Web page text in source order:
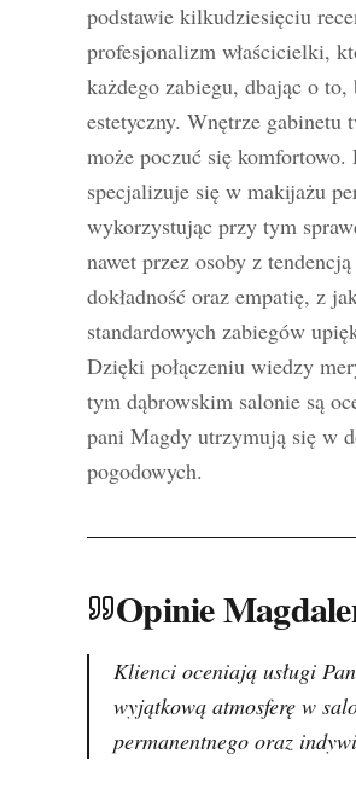
podstawie kilkudziesięciu
profesjonalizm właścicielki,
każdego zabiegu, dbając o
estetyczny. Wnętrze gabinetu
może poczuć się
specjalizuje się w makijażu
wykorzystując przy tym
nawet przez osoby z
dokładność oraz empatię, z
standardowych zabiegów
Dzięki połączeniu wiedzy
tym dąbrowskim salonie są
pani Magdy utrzymują się w
pogodowych.
Opinie
Klienci oceniają usługi
wyjątkową atmosferę w
permanentnego oraz